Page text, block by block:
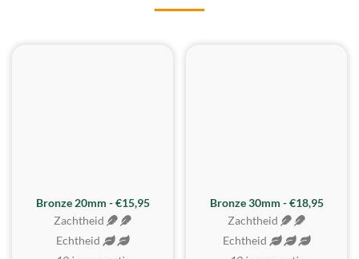
Bronze 20mm - €15,95
Zachtheid
Echtheid
BESTE KOOP
Bronze 30mm - €18,95
Zachtheid
Echtheid